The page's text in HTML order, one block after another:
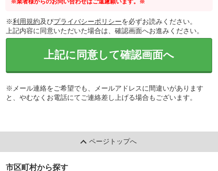
※業者様からのお問い合わせはご遠慮願います。※
※利用規約及びプライバシーポリシーを必ずお読みください。
上記内容に同意いただいた場合は、確認画面へお進みください。
上記に同意して確認画面へ
※メール連絡をご希望でも、メールアドレスに間違いがあります
と、やむなくお電話にてご連絡差し上げる場合もございます。
ページトップへ
市区町村から探す